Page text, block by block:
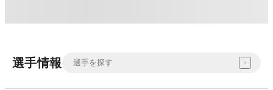
選手情報